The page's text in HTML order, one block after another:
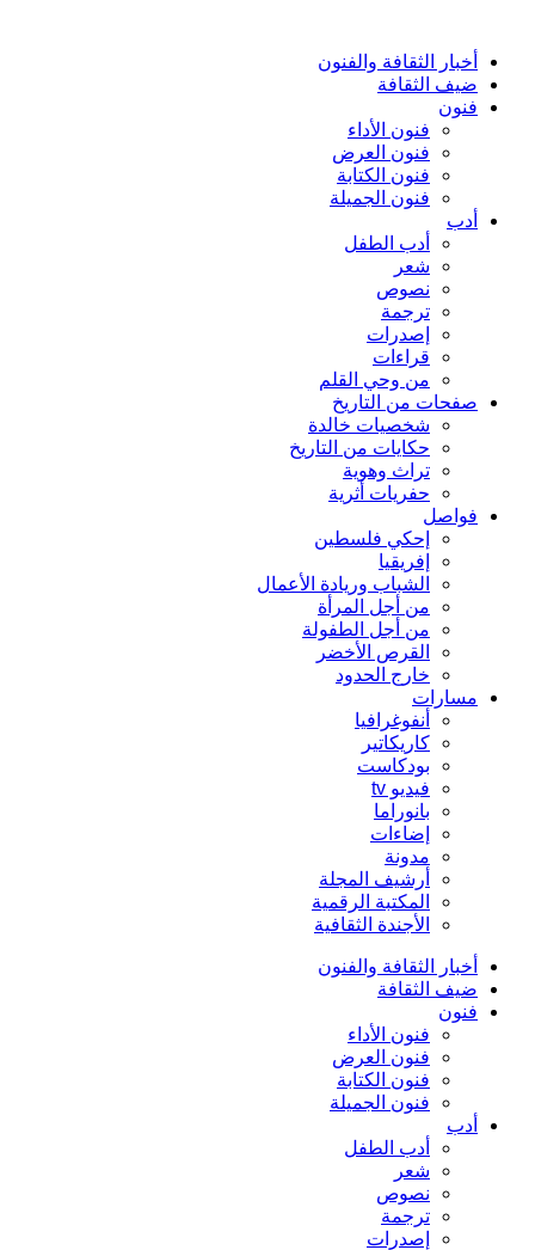
أخبار الثقافة والفنون
ضيف الثقافة
فنون
فنون الأداء
فنون العرض
فنون الكتابة
فنون الجميلة
أدب
أدب الطفل
شعر
نصوص
ترجمة
إصدرات
قراءات
من وحي القلم
صفحات من التاريخ
شخصيات خالدة
حكايات من التاريخ
تراث وهوية
حفريات أثرية
فواصل
إحكي فلسطين
إفريقيا
الشباب وريادة الأعمال
من أجل المرأة
من أجل الطفولة
القرص الأخضر
خارج الحدود
مسارات
أنفوغرافيا
كاريكاتير
بودكاست
فيديو tv
بانوراما
إضاءات
مدونة
أرشيف المجلة
المكتبة الرقمية
الأجندة الثقافية
أخبار الثقافة والفنون
ضيف الثقافة
فنون
فنون الأداء
فنون العرض
فنون الكتابة
فنون الجميلة
أدب
أدب الطفل
شعر
نصوص
ترجمة
إصدرات